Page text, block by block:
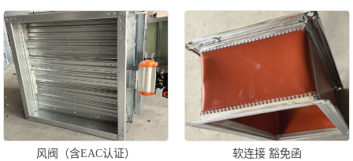
风阀（含EAC认证） 软连接 豁免函